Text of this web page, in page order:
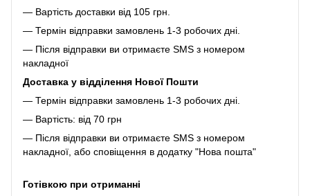
— Вартість доставки від 105 грн.
— Термін відправки замовлень 1-3 робочих дні.
— Після відправки ви отримаєте SMS з номером
накладної
Доставка у відділення Нової Пошти
— Термін відправки замовлень 1-3 робочих дні.
— Вартість: від 70 грн
— Після відправки ви отримаєте SMS з номером
накладної, або сповіщення в додатку "Нова пошта"
Готівкою при отриманні